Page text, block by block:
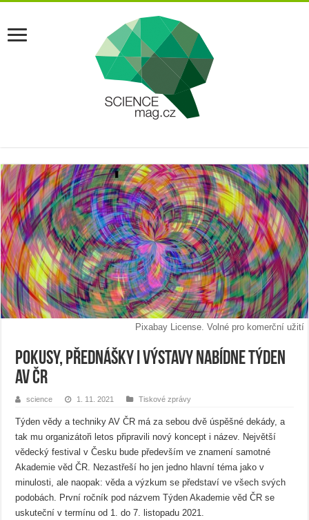
Pixabay License. Volné pro komerční užití
Pokusy, přednášky i výstavy nabídne Týden
AV ČR
science 1. 11. 2021 Tiskové zprávy
Týden vědy a techniky AV ČR má za sebou dvě úspěšné dekády, a
tak mu organizátoři letos připravili nový koncept i název. Největší
vědecký festival v Česku bude především ve znamení samotné
Akademie věd ČR. Nezastřeší ho jen jedno hlavní téma jako v
minulosti, ale naopak: věda a výzkum se představí ve všech svých
podobách. První ročník pod názvem Týden Akademie věd ČR se
uskuteční v termínu od 1. do 7. listopadu 2021.